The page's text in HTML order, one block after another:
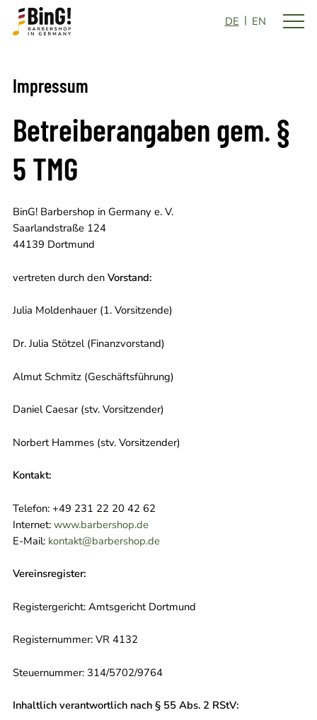
DE EN
Impressum
Betreiberangaben gem. §
5 TMG
BinG! Barbershop in Germany e. V.
Saarlandstraße 124
44139 Dortmund
vertreten durch den Vorstand:
Julia Moldenhauer (1. Vorsitzende)
Dr. Julia Stötzel (Finanzvorstand)
Almut Schmitz (Geschäftsführung)
Daniel Caesar (stv. Vorsitzender)
Norbert Hammes (stv. Vorsitzender)
Kontakt:
Telefon: +49 231 22 20 42 62
Internet: www.barbershop.de
E-Mail: kontakt@barbershop.de
Vereinsregister:
Registergericht: Amtsgericht Dortmund
Registernummer: VR 4132
Steuernummer: 314/5702/9764
Inhaltlich verantwortlich nach § 55 Abs. 2 RStV: